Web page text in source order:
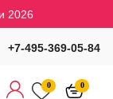
2026
+7-495-369-05-84
0 0